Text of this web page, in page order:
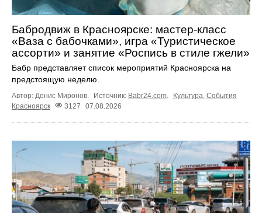
Бабродвиж в Красноярске: мастер-класс
«Ваза с бабочками», игра «Туристическое
ассорти» и занятие «Роспись в стиле гжели»
Бабр представляет список мероприятий Красноярска на
предстоящую неделю.
Автор: Денис Миронов. Источник: Babr24.com. Культура, События
Красноярск
3127 07.08.2026